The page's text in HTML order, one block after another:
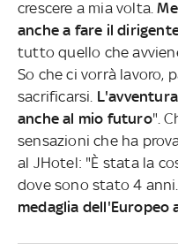
crescere a mia volta.
anche a fare il
tutto quello che
So che ci vorrà lavoro,
sacrificarsi.
anche al mio futuro".
sensazioni che ha
al JHotel: "È stata la
dove sono stato 4 anni.
medaglia dell'Europeo